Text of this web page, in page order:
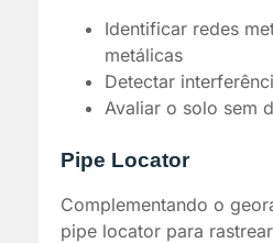
Identificar redes
metálicas
Detectar
Avaliar o solo sem
Pipe Locator
Complementando o
pipe locator para